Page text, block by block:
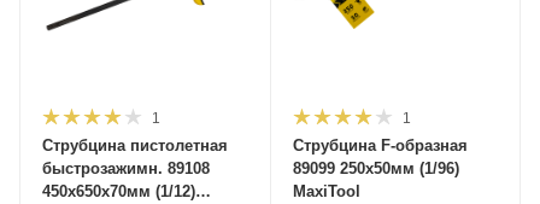
1
Струбцина пистолетная
быстрозажимн. 89108
450x650x70мм (1/12)
1
Струбцина F-образная
89099 250х50мм (1/96)
MaxiTool